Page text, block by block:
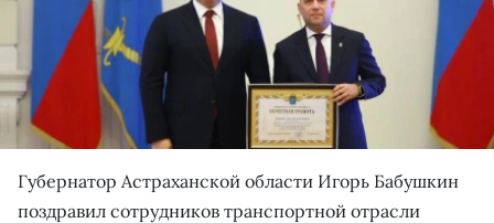
Губернатор Астраханской области Игорь Бабушкин
поздравил сотрудников транспортной отрасли